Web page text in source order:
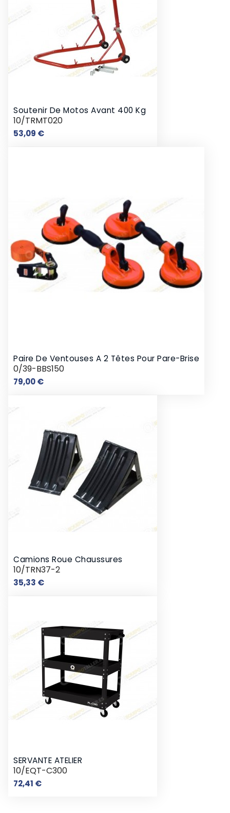
Soutenir De Motos Avant 400 Kg
10/TRMT020
53,09 €Prix
Paire De Ventouses A 2 Têtes Pour Pare-Brise
0/39-BBS150
79,00 €Prix
Camions Roue Chaussures
10/TRN37-2
35,33 €Prix
SERVANTE ATELIER
10/EQT-C300
72,41 €Prix